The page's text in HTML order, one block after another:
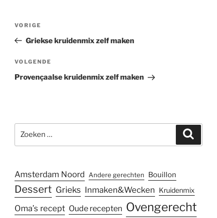
Vorig
bericht
VORIGE
Griekse kruidenmix zelf maken
Volgend
bericht
VOLGENDE
Provençaalse kruidenmix zelf maken
naar:
Amsterdam Noord Andere gerechten Bouillon
Dessert Grieks Inmaken&Wecken Kruidenmix
Oma’s recept Oude recepten Ovengerecht